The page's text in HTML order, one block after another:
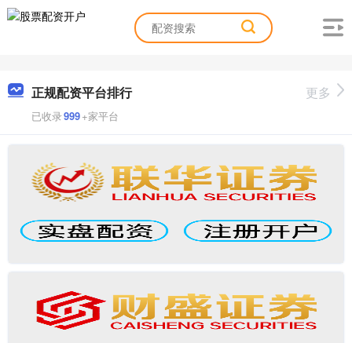
正规配资平台排行
已收录999+家平台
更多